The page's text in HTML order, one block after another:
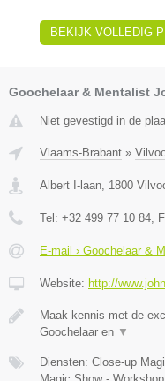
BEKIJK VOLLEDIG
Goochelaar & Mentalist
Niet gevestigd in de
Vlaams-Brabant »
Albert I-laan 1800
Tel: +32 499 77 10 84 ,
E-mail › Goochelaar &
Website: http://
Maak kennis met de
Goochelaar en ▼
Diensten: Close-up